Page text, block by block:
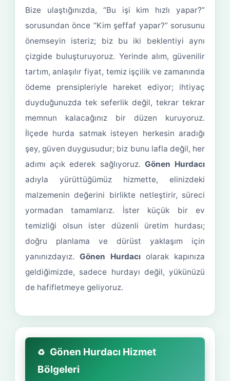
Bize ulaştığınızda, “Bu işi kim hızlı yapar?”
sorusundan önce “Kim şeffaf yapar?” sorusunu
önemseyin isteriz; biz bu iki beklentiyi aynı
çizgide buluşturuyoruz. Yerinde alım, güvenilir
tartım, anlaşılır fiyat, temiz işçilik ve zamanında
ödeme prensipleriyle hareket ediyor; ihtiyaç
duyduğunuzda tek seferlik değil, tekrar tekrar
memnun kalacağınız bir düzen kuruyoruz.
İlçede hurda satmak isteyen herkesin aradığı
şey, güven duygusudur; biz bunu lafla değil, her
adımı açık ederek sağlıyoruz. Gönen Hurdacı
adıyla yürüttüğümüz hizmette, elinizdeki
malzemenin değerini birlikte netleştirir, süreci
yormadan tamamlarız. İster küçük bir ev
temizliği olsun ister düzenli üretim hurdası;
doğru planlama ve dürüst yaklaşım için
yanınızdayız. Gönen Hurdacı olarak kapınıza
geldiğimizde, sadece hurdayı değil, yükünüzü
de hafifletmeye geliyoruz.
Gönen Hurdacı Hizmet
Bölgeleri